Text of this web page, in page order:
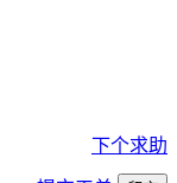
下个求助